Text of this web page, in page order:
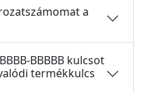
a
BBBBB kulcsot
termékkulcs